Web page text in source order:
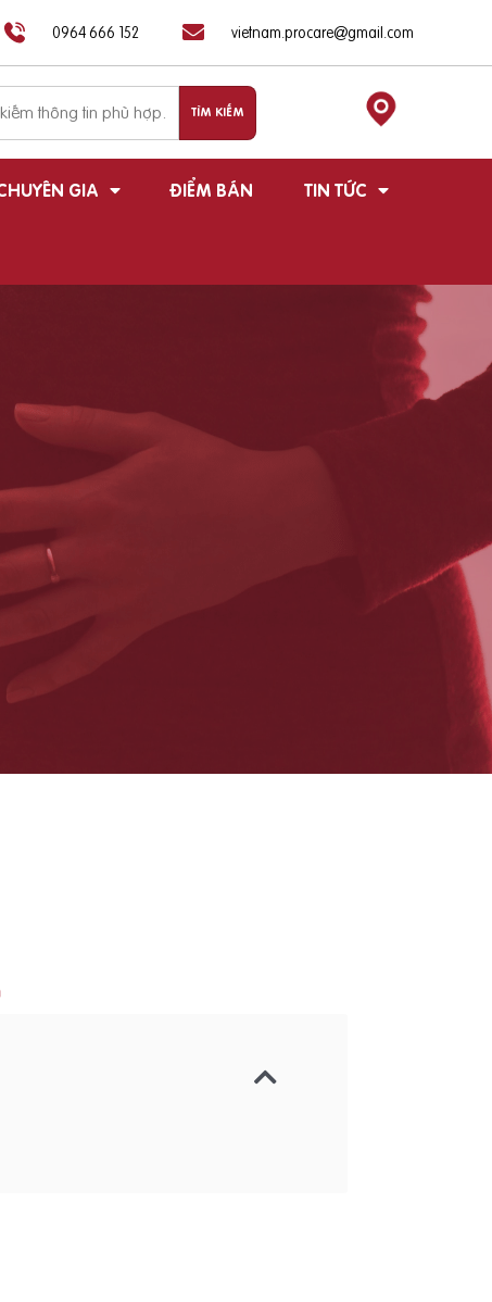
0964 666 152 vietnam.procare@gmail.com
GIA ĐIỂM BÁN TIN TỨC